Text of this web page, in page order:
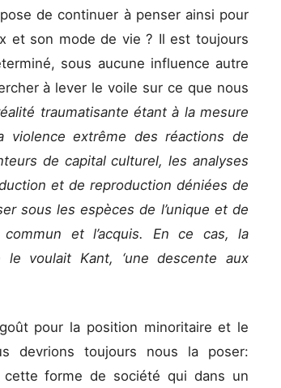
de continuer à penser ainsi pour
et son mode de vie ? Il est toujours
sous aucune influence autre
à lever le voile sur ce que nous
traumatisante étant à la mesure
violence extrême des réactions de
de capital culturel, les analyses
et de reproduction déniées de
sous les espèces de l’unique et de
et l’acquis. En ce cas, la
voulait Kant, ‘une descente aux
pour la position minoritaire et le
devrions toujours nous la poser:
cette forme de société qui dans un